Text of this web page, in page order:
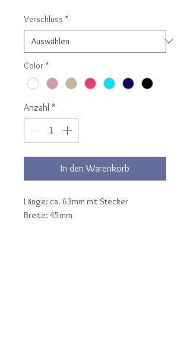
Verschluss *
Color *
Anzahl *
In den Warenkorb
Länge: ca. 63mm mit Stecker
Breite: 45mm